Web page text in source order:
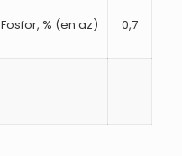
Fosfor, % (en az) 0,7